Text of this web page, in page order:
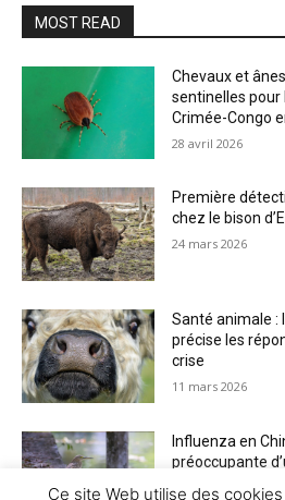
MOST READ
Chevaux et
sentinelles
Crimée-Congo
28 avril 2026
Première
chez le bison
24 mars 2026
Santé animale :
précise les
crise
11 mars 2026
Influenza en
préoccupante
Ce site Web utilise des